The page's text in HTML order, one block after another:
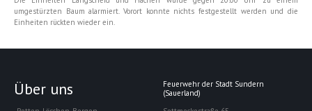
umgestürzten Baum alarmiert. Vorort konnte nichts festgestellt werden und die
Einheiten rückten wieder ein.
Über uns
Feuerwehr der Stadt Sundern
(Sauerland)